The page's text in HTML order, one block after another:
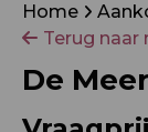
Home
Terug naar
De